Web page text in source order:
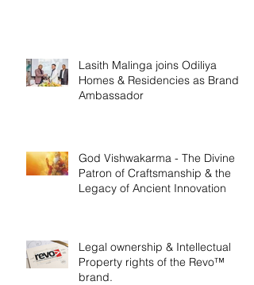
Lasith Malinga joins Odiliya
Homes & Residencies as Brand
Ambassador
God Vishwakarma - The Divine
Patron of Craftsmanship & the
Legacy of Ancient Innovation
Legal ownership & Intellectual
Property rights of the Revo™
brand.